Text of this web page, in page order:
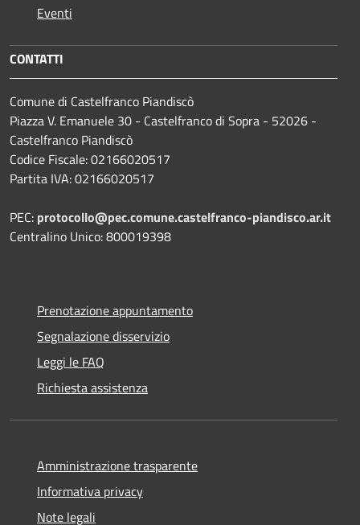
Eventi
CONTATTI
Comune di Castelfranco Piandiscò
Piazza V. Emanuele 30 - Castelfranco di Sopra - 52026 -
Castelfranco Piandiscò
Codice Fiscale: 02166020517
Partita IVA: 02166020517
PEC: protocollo@pec.comune.castelfranco-piandisco.ar.it
Centralino Unico: 800019398
Prenotazione appuntamento
Segnalazione disservizio
Leggi le FAQ
Richiesta assistenza
Amministrazione trasparente
Informativa privacy
Note legali